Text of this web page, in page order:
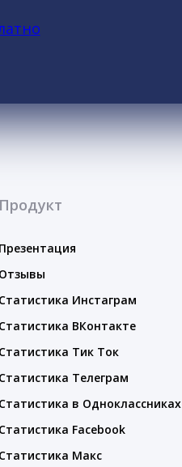
Продукт
Презентация
Отзывы
Статистика Инстаграм
Статистика ВКонтакте
Статистика Тик Ток
Статистика Телеграм
Статистика в Одноклассниках
Статистика Facebook
Статистика Макс